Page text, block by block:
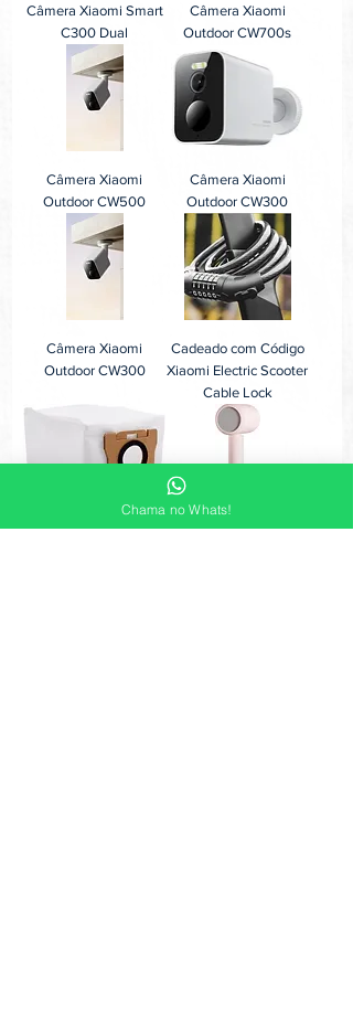
Câmera Xiaomi Smart
C300 Dual
Câmera Xiaomi
Outdoor CW700s
Câmera Xiaomi
Outdoor CW500
Câmera Xiaomi
Outdoor CW300
Câmera Xiaomi
Outdoor CW300
Cadeado com Código
Xiaomi Electric Scooter
Cable Lock
Chama no Whats!